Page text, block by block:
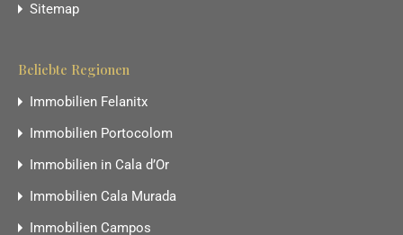
Sitemap
Beliebte Regionen
Immobilien Felanitx
Immobilien Portocolom
Immobilien in Cala d’Or
Immobilien Cala Murada
Immobilien Campos